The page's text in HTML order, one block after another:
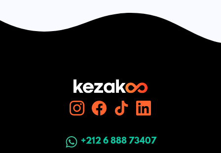
+212 6 888 73407